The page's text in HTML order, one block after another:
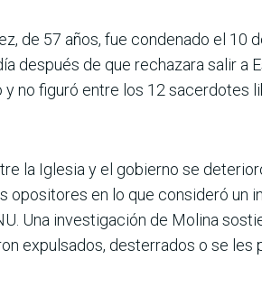
de 57 años, fue condenado el
después de que rechazara salir
y no figuró entre los 12 sacerdotes
la Iglesia y el gobierno se
opositores en lo que consideró un
Una investigación de Molina
expulsados, desterrados o se les